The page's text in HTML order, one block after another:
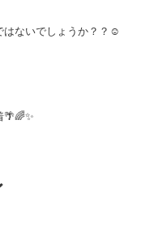
はないでしょうか？？☺️